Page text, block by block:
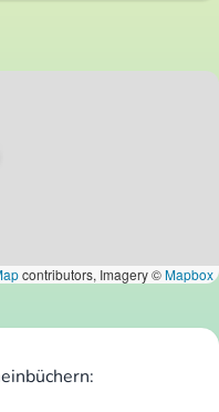
contributors, Imagery ©Mapbox